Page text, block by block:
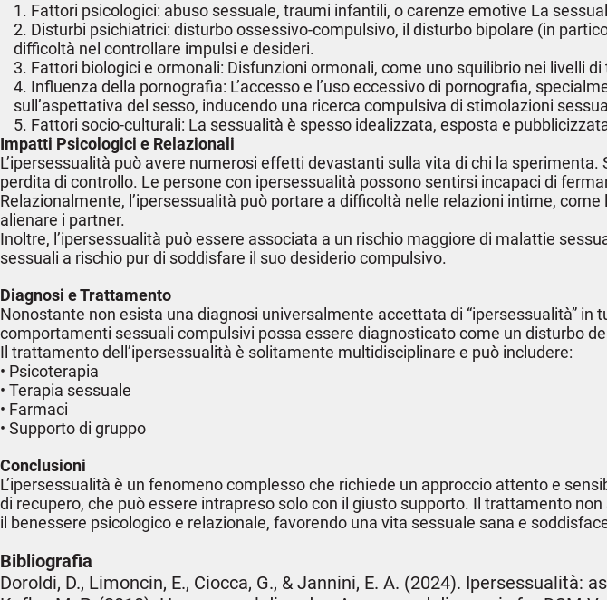
Fattori psicologici: abuso sessuale, traumi infantili, o carenze emotive La
Disturbi psichiatrici: disturbo ossessivo-compulsivo, il disturbo bipolare (in
difficoltà nel controllare impulsi e desideri.
Fattori biologici e ormonali: Disfunzioni ormonali, come uno squilibrio nei livelli
Influenza della pornografia: L’accesso e l’uso eccessivo di pornografia,
sull’aspettativa del sesso, inducendo una ricerca compulsiva di stimolazioni
Fattori socio-culturali: La sessualità è spesso idealizzata, esposta e
Impatti Psicologici e Relazionali
L’ipersessualità può avere numerosi effetti devastanti sulla vita di chi la
perdita di controllo. Le persone con ipersessualità possono sentirsi incapaci di
Relazionalmente, l’ipersessualità può portare a difficoltà nelle relazioni intime,
alienare i partner.
Inoltre, l’ipersessualità può essere associata a un rischio maggiore di malattie
sessuali a rischio pur di soddisfare il suo desiderio compulsivo.
Diagnosi e Trattamento
Nonostante non esista una diagnosi universalmente accettata di “ipersessualità”
comportamenti sessuali compulsivi possa essere diagnosticato come un disturbo
Il trattamento dell’ipersessualità è solitamente multidisciplinare e può includere:
• Psicoterapia
• Terapia sessuale
• Farmaci
• Supporto di gruppo
Conclusioni
L’ipersessualità è un fenomeno complesso che richiede un approccio attento e
di recupero, che può essere intrapreso solo con il giusto supporto. Il trattamento
il benessere psicologico e relazionale, favorendo una vita sessuale sana e
Bibliografia
Doroldi, D., Limoncin, E., Ciocca, G., & Jannini, E. A. (2024). Ipersessualità: